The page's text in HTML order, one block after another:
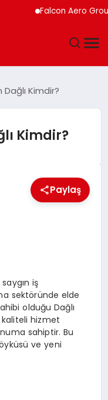
Falcon Aero
Dağlı Kimdir?
Kimdir?
Paylaş
iş
sektöründe elde
olduğu Dağlı
hizmet
sahiptir. Bu
ve yeni